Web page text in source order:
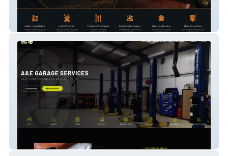
Country Craftwork
A&E Garage Services